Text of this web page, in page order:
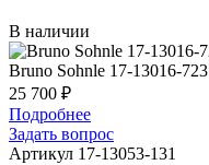
В наличии
Bruno Sohnle 17-13016-723
25 700 ₽
Подробнее
Задать вопрос
Артикул 17-13053-131